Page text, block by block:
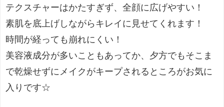
テクスチャーはかたすぎず、全顔に広げやすい ！
素肌を底上げしながらキレイに見せてくれます！
時間が経っても崩れにくい！
美容液成分が多いこともあってか、夕方でもそこま
で乾燥せずにメイクがキープされるところがお気に
入りです☆